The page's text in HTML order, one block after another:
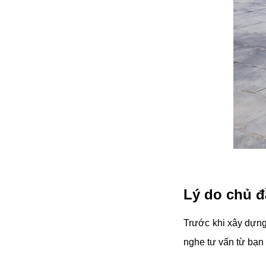
Lý do chủ
Trước khi xây
nghe tư vấn từ